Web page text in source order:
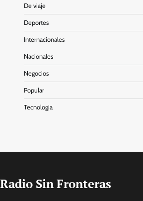
De viaje
Deportes
Internacionales
Nacionales
Negocios
Popular
Tecnologia
Radio Sin Fronteras